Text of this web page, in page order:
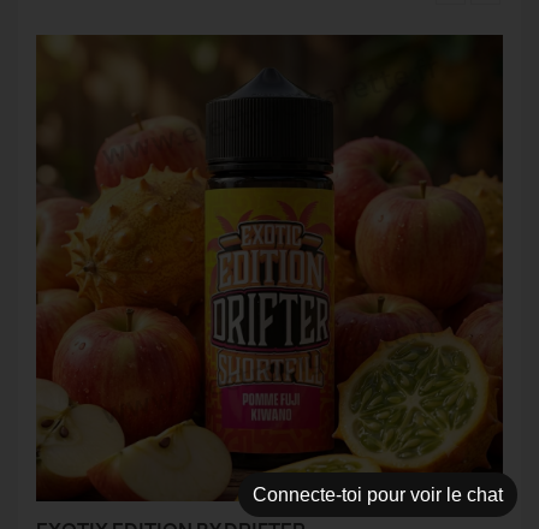
Connecte-toi pour voir le chat